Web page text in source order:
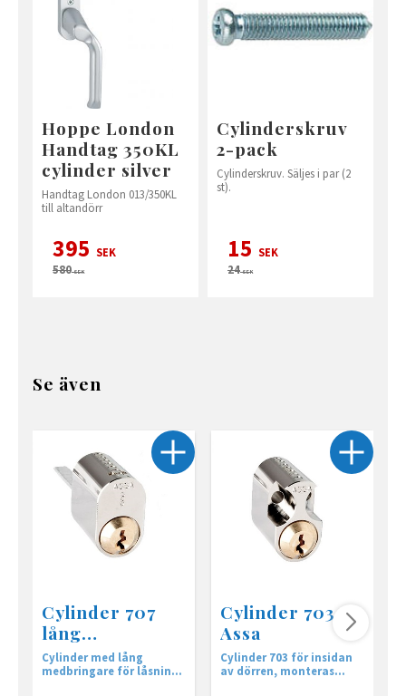
Hoppe London
Handtag 350KL
cylinder silver
Handtag London 013/350KL
till altandörr
395 SEK
580SEK
Cylinderskruv
2-pack
Cylinderskruv. Säljes i par (2
st).
15 SEK
24SEK
Se även
Cylinder 707
lång
medbringare
Cylinder med lång
medbringare för låsning
Cylinder 703
Assa
Cylinder 703 för insidan
av dörren, monteras